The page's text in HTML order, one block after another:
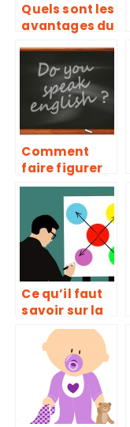
Quels sont les
avantages du
Compte
Personnel de
Formation ?
Comment
faire figurer
les
competences
linguistiques
dans votre
CV ?
Ce qu’il faut
savoir sur la
carte
heuristique